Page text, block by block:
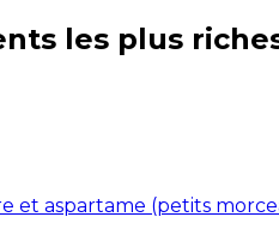
les plus
et aspartame (petits